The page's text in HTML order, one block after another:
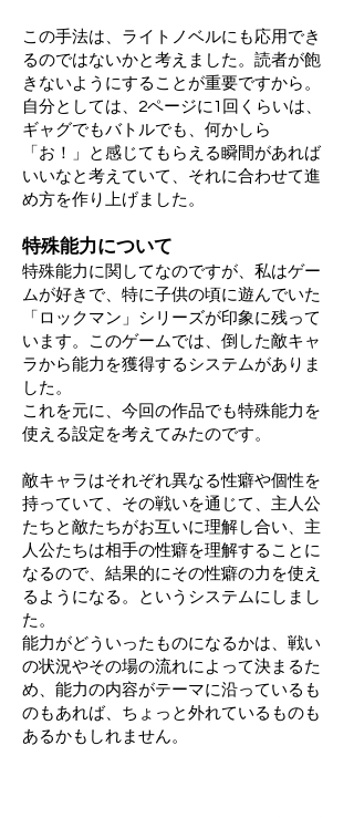
この手法は、ライトノベルにも応用でき
るのではないかと考えました。読者が飽
きないようにすることが重要ですから。
自分としては、2ページに1回くらいは、
ギャグでもバトルでも、何かしら
「お！」と感じてもらえる瞬間があれば
いいなと考えていて、それに合わせて進
め方を作り上げました。
特殊能力について
特殊能力に関してなのですが、私はゲー
ムが好きで、特に子供の頃に遊んでいた
「ロックマン」シリーズが印象に残って
います。このゲームでは、倒した敵キャ
ラから能力を獲得するシステムがありま
した。
これを元に、今回の作品でも特殊能力を
使える設定を考えてみたのです。
敵キャラはそれぞれ異なる性癖や個性を
持っていて、その戦いを通じて、主人公
たちと敵たちがお互いに理解し合い、主
人公たちは相手の性癖を理解することに
なるので、結果的にその性癖の力を使え
るようになる。というシステムにしまし
た。
能力がどういったものになるかは、戦い
の状況やその場の流れによって決まるた
め、能力の内容がテーマに沿っているも
のもあれば、ちょっと外れているものも
あるかもしれません。